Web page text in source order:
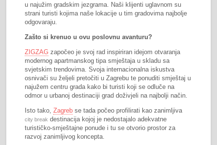
u najužim gradskim jezgrama. Naši klijenti uglavnom su
strani turisti kojima naše lokacije u tim gradovima najbolje
odgovaraju.
Zašto si krenuo u ovu poslovnu avanturu?
ZIGZAG započeo je svoj rad inspiriran idejom otvaranja
modernog apartmanskog tipa smještaja u skladu sa
svjetskim trendovima. Svoja internacionalna iskustva
osnivači su željeli pretočiti u Zagrebu te ponuditi smještaj u
najužem centru grada kako bi turisti koji se odluče na
odmor u urbanoj destinaciji grad doživjeli na najbolji način.
Isto tako,Zagreb se tada počeo profilirati kao zanimljiva
city break destinacija kojoj je nedostajalo adekvatne
turističko-smještajne ponude i tu se otvorio prostor za
razvoj zanimljivog koncepta.